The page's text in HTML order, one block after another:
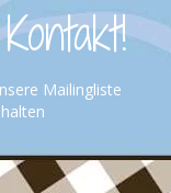
Mailingliste